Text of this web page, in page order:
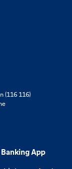
(116 116)
Banking App